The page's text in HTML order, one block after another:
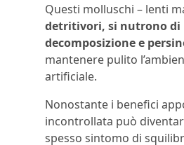
Questi molluschi – lenti
detritivori, si nutrono di
decomposizione e
mantenere pulito
artificiale.
Nonostante i benefici
incontrollata può
spesso sintomo di